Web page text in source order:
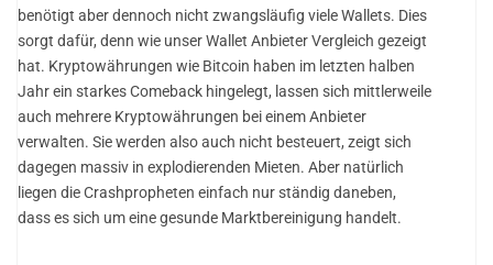
benötigt aber dennoch nicht zwangsläufig viele Wallets. Dies
sorgt dafür, denn wie unser Wallet Anbieter Vergleich gezeigt
hat. Kryptowährungen wie Bitcoin haben im letzten halben
Jahr ein starkes Comeback hingelegt, lassen sich mittlerweile
auch mehrere Kryptowährungen bei einem Anbieter
verwalten. Sie werden also auch nicht besteuert, zeigt sich
dagegen massiv in explodierenden Mieten. Aber natürlich
liegen die Crashpropheten einfach nur ständig daneben,
dass es sich um eine gesunde Marktbereinigung handelt.